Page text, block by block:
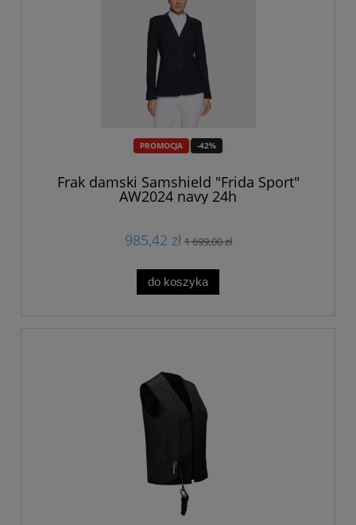
PROMOCJA -42%
Frak damski Samshield "Frida Sport"
AW2024 navy 24h
985,42 zł1 699,00 zł
do koszyka